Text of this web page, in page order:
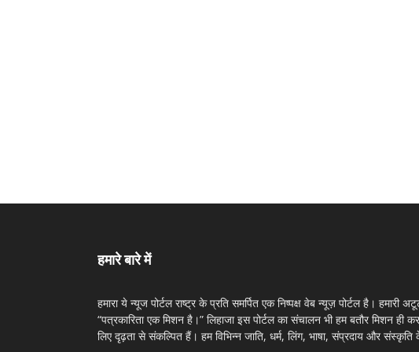
हमारे बारे में
हमारा ये न्यूज पोर्टल राष्ट्र के प्रति समर्पित एक निष्पक्ष वेब न्यूज़ पोर्टल है। हमारी
“पत्रकारिता एक मिशन है।” लिहाजा इस पोर्टल का संचालन भी हम बतौर मिशन
लिए दृढ़ता से संकल्पित हैं। हम विभिन्न जाति, धर्म, लिंग, भाषा, संप्रदाय और संस्कृति